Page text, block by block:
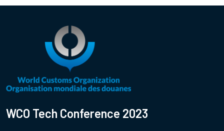
WCO Tech Conference 2023